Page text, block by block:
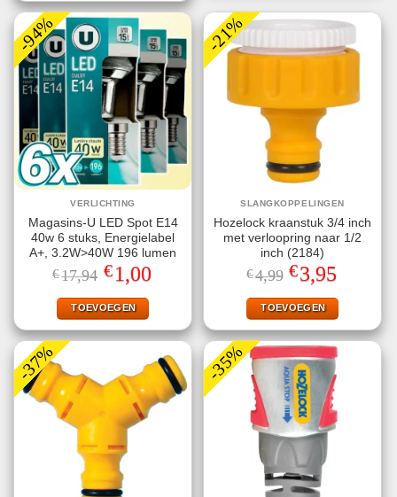
-94%
VERLICHTING
Magasins-U LED Spot E14
40w 6 stuks, Energielabel
A+, 3.2W>40W 196 lumen
€17,94 Oorspronkelijke
prijs
was:
€17,94.
€1,00Huidige
prijs
TOEVOEGEN
-21%
SLANGKOPPELINGEN
Hozelock kraanstuk 3/4 inch
met verloopring naar 1/2
inch (2184)
€4,99 Oorspronkelijke
prijs
was:
€4,99.
€3,95
is:
€3,95.
TOEVOEGEN
-37% -35%